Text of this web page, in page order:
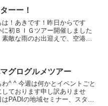
スコンディショ...
ーー！
は！あきです！昨日からです
に初ＢＩＧツアー開催しました
敵な雨のお出迎えで、空港の
...グログルメツアー
わ^ ^ 今週は何かとイベントごと
しております申し訳ありませ
はPADIの地域セミナー、スタッ